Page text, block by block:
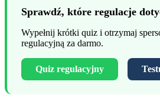
Sprawdź, które regulacje
Wypełnij krótki quiz i otrzymaj
regulacyjną za darmo.
Quiz regulacyjny